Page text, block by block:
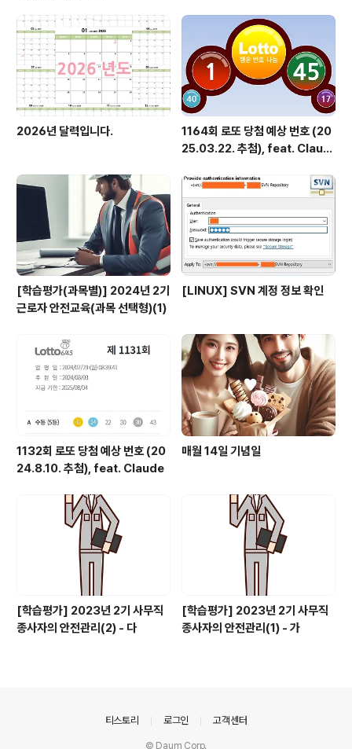
2026년 달력입니다.
1164회 로또 당첨 예상 번호 (20
25.03.22. 추첨), feat. Claud
[학습평가(과목별)] 2024년 2기
근로자 안전교육(과목 선택형)(1)
[LINUX] SVN 계정 정보 확인
1132회 로또 당첨 예상 번호 (20
24.8.10. 추첨), feat. Claude
매월 14일 기념일
[학습평가] 2023년 2기 사무직
종사자의 안전관리(2) - 다
[학습평가] 2023년 2기 사무직
종사자의 안전관리(1) - 가
티스토리 로그인 고객센터
© Daum Corp.